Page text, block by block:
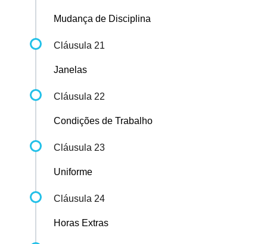
Mudança de Disciplina
Cláusula 21
Janelas
Cláusula 22
Condições de Trabalho
Cláusula 23
Uniforme
Cláusula 24
Horas Extras